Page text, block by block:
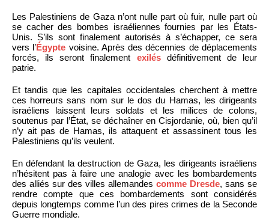
Les Palestiniens de Gaza n’ont nulle part où fuir, nulle part où
se cacher des bombes israéliennes fournies par les États-
Unis. S’ils sont finalement autorisés à s’échapper, ce sera
vers l’Égypte voisine. Après des décennies de déplacements
forcés, ils seront finalement exilésdéfinitivement de leur
patrie.
Et tandis que les capitales occidentales cherchent à mettre
ces horreurs sans nom sur le dos du Hamas, les dirigeants
israéliens laissent leurs soldats et les milices de colons,
soutenus par l’État, se déchaîner en Cisjordanie, où, bien qu’il
n’y ait pas de Hamas, ils attaquent et assassinent tous les
Palestiniens qu’ils veulent.
En défendant la destruction de Gaza, les dirigeants israéliens
n’hésitent pas à faire une analogie avec les bombardements
des alliés sur des villes allemandes comme Dresde, sans se
rendre compte que ces bombardements sont considérés
depuis longtemps comme l’un des pires crimes de la Seconde
Guerre mondiale.